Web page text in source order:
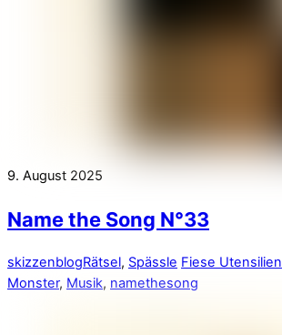
9. August 2025
Name the Song N°33
skizzenblogRätsel, Spässle Fiese Utensilien
Monster, Musik, namethesong